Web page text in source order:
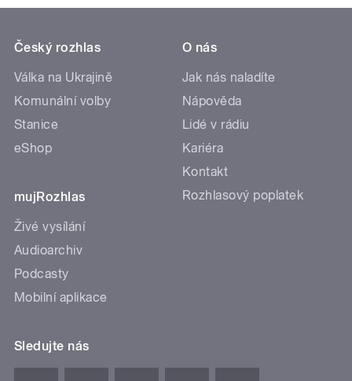
Český rozhlas
Válka na Ukrajině
Komunální volby
Stanice
eShop
mujRozhlas
Živé vysílání
Audioarchiv
Podcasty
Mobilní aplikace
O nás
Jak nás naladíte
Nápověda
Lidé v rádiu
Kariéra
Kontakt
Rozhlasový poplatek
Sledujte nás